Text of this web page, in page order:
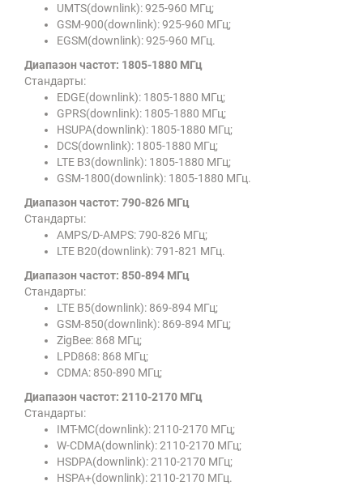
UMTS(downlink): 925-960 МГц;
GSM-900(downlink): 925-960 МГц;
EGSM(downlink): 925-960 МГц.
Диапазон частот: 1805-1880 МГц
Стандарты:
EDGE(downlink): 1805-1880 МГц;
GPRS(downlink): 1805-1880 МГц;
HSUPA(downlink): 1805-1880 МГц;
DCS(downlink): 1805-1880 МГц;
LTE B3(downlink): 1805-1880 МГц;
GSM-1800(downlink): 1805-1880 МГц.
Диапазон частот: 790-826 МГц
Стандарты:
AMPS/D-AMPS: 790-826 МГц;
LTE B20(downlink): 791-821 МГц.
Диапазон частот: 850-894 МГц
Стандарты:
LTE B5(downlink): 869-894 МГц;
GSM-850(downlink): 869-894 МГц;
ZigBee: 868 МГц;
LPD868: 868 МГц;
CDMA: 850-890 МГц;
Диапазон частот: 2110-2170 МГц
Стандарты:
IMT-MC(downlink): 2110-2170 МГц;
W-CDMA(downlink): 2110-2170 МГц;
HSDPA(downlink): 2110-2170 МГц;
HSPA+(downlink): 2110-2170 МГц.